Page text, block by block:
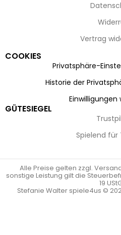
Vertrag
COOKIES
Privatsphäre-
Historie der
Einwilligungen
GÜTESIEGEL
Spielend für
Alle Preise gelten zzgl.
sonstige Leistung gilt die
19
Stefanie Walter spiele4us ©